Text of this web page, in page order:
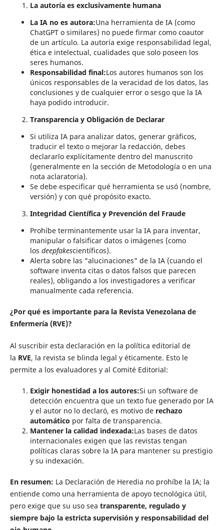
La autoría es exclusivamente humana
La IA no es autora:Una herramienta de IA (como
ChatGPT o similares) no puede firmar como coautor
de un artículo. La autoría exige responsabilidad legal,
ética e intelectual, cualidades que solo poseen los
seres humanos.
Responsabilidad final:Los autores humanos son los
únicos responsables de la veracidad de los datos, las
conclusiones y de cualquier error o sesgo que la IA
haya podido introducir.
Transparencia y Obligación de Declarar
Si utiliza IA para analizar datos, generar gráficos,
traducir el texto o mejorar la redacción, debes
declararlo explícitamente dentro del manuscrito
(generalmente en la sección de Metodología o en una
nota aclaratoria).
Se debe especificar qué herramienta se usó (nombre,
versión) y con qué propósito exacto.
Integridad Científica y Prevención del Fraude
Prohíbe terminantemente usar la IA para inventar,
manipular o falsificar datos o imágenes (como
los deepfakescientíficos).
Alerta sobre las "alucinaciones" de la IA (cuando el
software inventa citas o datos falsos que parecen
reales), obligando a los investigadores a verificar
manualmente cada referencia.
¿Por qué es importante para la Revista Venezolana de
Enfermería (RVE)?
Al suscribir esta declaración en la política editorial de
la RVE, la revista se blinda legal y éticamente. Esto le
permite a los evaluadores y al Comité Editorial:
Exigir honestidad a los autores:Si un software de
detección encuentra que un texto fue generado por IA
y el autor no lo declaró, es motivo de rechazo
automático por falta de transparencia.
Mantener la calidad indexada:Las bases de datos
internacionales exigen que las revistas tengan
políticas claras sobre la IA para mantener su prestigio
y su indexación.
En resumen: La Declaración de Heredia no prohíbe la IA; la
entiende como una herramienta de apoyo tecnológica útil,
pero exige que su uso sea transparente, regulado y
siempre bajo la estricta supervisión y responsabilidad del